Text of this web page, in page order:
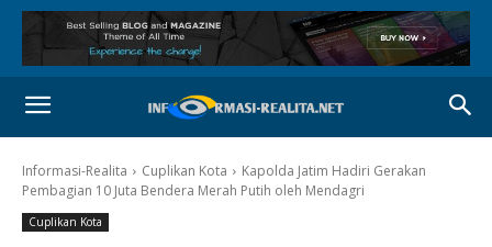
Informasi-Realita Cuplikan Kota
Kapolda Jatim Hadiri Gerakan
Pembagian 10 Juta Bendera Merah Putih oleh Mendagri
Cuplikan Kota